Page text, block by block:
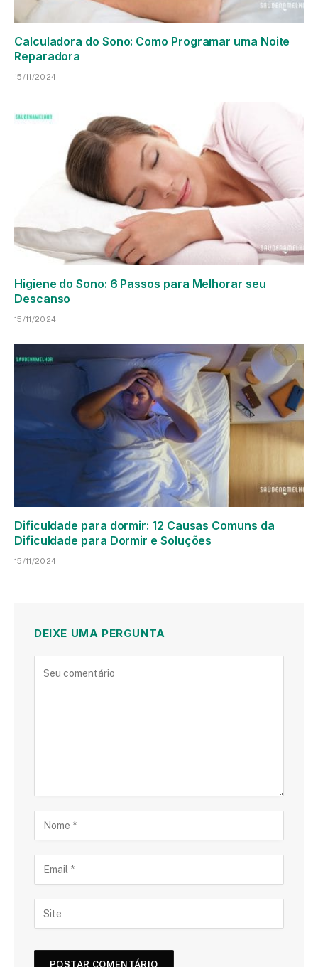
Calculadora do Sono: Como Programar uma Noite
Reparadora
15/11/2024
Higiene do Sono: 6 Passos para Melhorar seu
Descanso
15/11/2024
Dificuldade para dormir: 12 Causas Comuns da
Dificuldade para Dormir e Soluções
15/11/2024
DEIXE UMA PERGUNTA